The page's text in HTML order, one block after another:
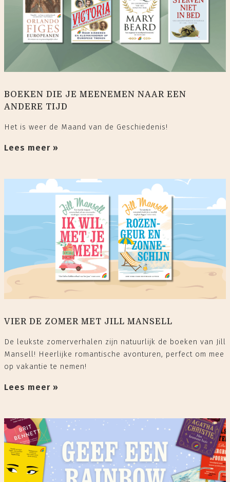
BOEKEN DIE JE MEENEMEN NAAR EEN
ANDERE TIJD
Het is weer de Maand van de Geschiedenis!
Lees meer »
VIER DE ZOMER MET JILL MANSELL
De leukste zomerverhalen zijn natuurlijk de boeken van Jill
Mansell! Heerlijke romantische avonturen, perfect om mee
op vakantie te nemen!
Lees meer »